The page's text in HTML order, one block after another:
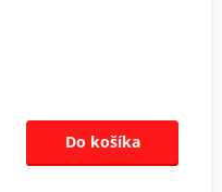
Do košíka